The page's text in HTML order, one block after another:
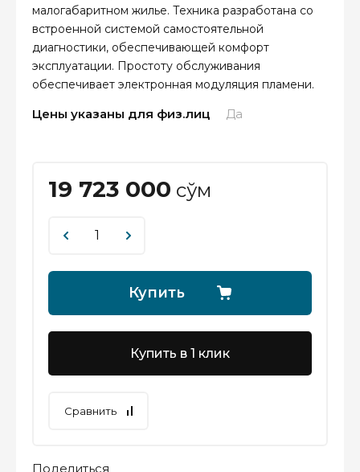
малогабаритном жилье. Техника разработана со
встроенной системой самостоятельной
диагностики, обеспечивающей комфорт
эксплуатации. Простоту обслуживания
обеспечивает электронная модуляция пламени.
Цены указаны для физ.лиц Да
19 723 000 сўм
Купить
Купить в 1 клик
Сравнить
Поделиться